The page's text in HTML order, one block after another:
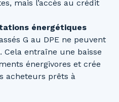
mais l’accès au crédit
énergétiques
G au DPE ne peuvent
entraîne une baisse
énergivores et crée
acheteurs prêts à